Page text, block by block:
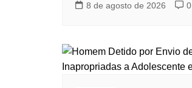
8 de agosto de 2026
0